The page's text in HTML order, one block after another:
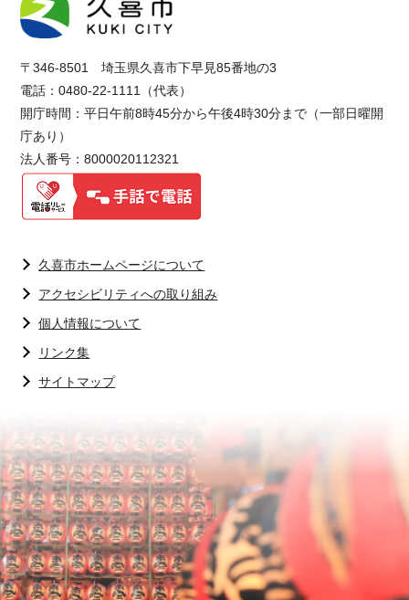
〒346-8501 埼玉県久喜市下早見85番地の3
電話：0480-22-1111（代表）
開庁時間：平日午前8時45分から午後4時30分まで（一部日曜開
庁あり）
法人番号：8000020112321
久喜市ホームページについて
アクセシビリティへの取り組み
個人情報について
リンク集
サイトマップ